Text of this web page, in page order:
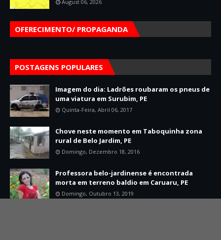
August 06, 2026
OFERECIMENTO/ PROPAGANDA
POSTAGENS POPULARES
Imagem do dia: Ladrões roubaram os pneus de
uma viatura em Surubim, PE
Quinta-Feira, Abril 06, 2017
Chove neste momento em Taboquinha zona
rural de Belo Jardim, PE
Domingo, Dezembro 18, 2016
Professora belo-jardinense é encontrada
morta em terreno baldio em Caruaru, PE
Domingo, Outubro 13, 2019